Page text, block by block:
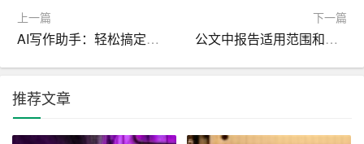
域，AI作文生成器可以为我们提供快速、高效的写作工
具，帮助我们完成一些简单的、重复性的写作任务。同
时，它也可以作为一种新的写作方式，激发我们的创作灵
感，拓展我们的写作思路。
其次，我们要保持对人类写作的尊重。无论AI作文生成器
上一篇
AI写作助手：轻松搞定你的写作难题
下一篇
公文中报告适用范围和特点
推荐文章